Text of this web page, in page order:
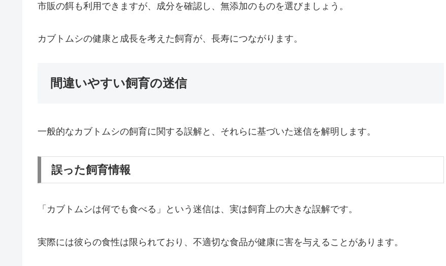
市販の餌も利用できますが、成分を確認し、無添加のものを選びましょう。
カブトムシの健康と成長を考えた飼育が、長寿につながります。
間違いやすい飼育の迷信
一般的なカブトムシの飼育に関する誤解と、それらに基づいた迷信を解明します。
誤った飼育情報
「カブトムシは何でも食べる」という迷信は、実は飼育上の大きな誤解です。
実際には彼らの食性は限られており、不適切な食品が健康に害を与えることがあります。